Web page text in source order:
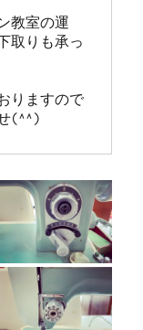
教室の運
取りも承っ
りますので
(^^)